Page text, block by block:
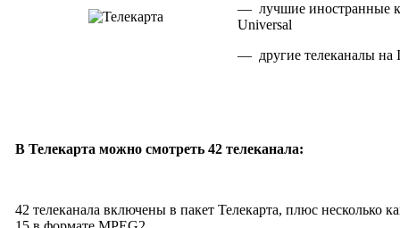
— лучшие иностранные
Universal
— другие телеканалы на
В Телекарта можно смотреть 42 телеканала:
42 телеканала включены в пакет Телекарта, плюс несколько